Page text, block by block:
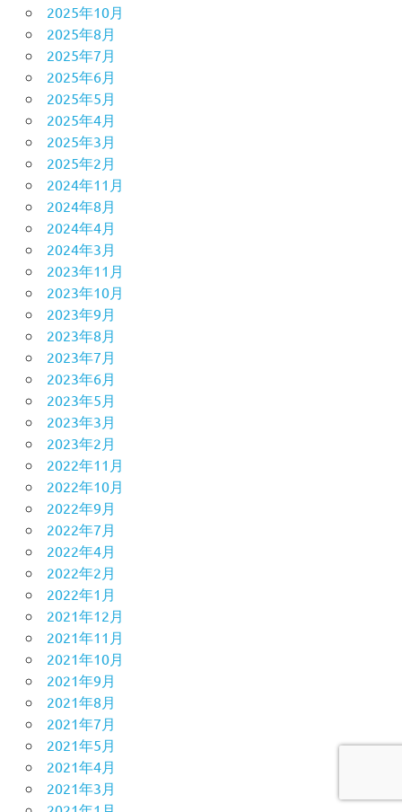
2025年10月
2025年8月
2025年7月
2025年6月
2025年5月
2025年4月
2025年3月
2025年2月
2024年11月
2024年8月
2024年4月
2024年3月
2023年11月
2023年10月
2023年9月
2023年8月
2023年7月
2023年6月
2023年5月
2023年3月
2023年2月
2022年11月
2022年10月
2022年9月
2022年7月
2022年4月
2022年2月
2022年1月
2021年12月
2021年11月
2021年10月
2021年9月
2021年8月
2021年7月
2021年5月
2021年4月
2021年3月